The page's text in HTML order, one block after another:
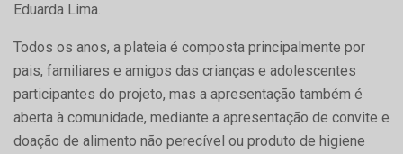
Eduarda Lima.
Todos os anos, a plateia é composta principalmente por
pais, familiares e amigos das crianças e adolescentes
participantes do projeto, mas a apresentação também é
aberta à comunidade, mediante a apresentação de convite e
doação de alimento não perecível ou produto de higiene